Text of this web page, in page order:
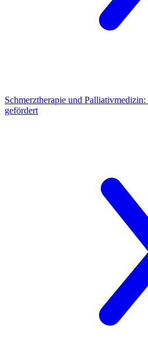
Schmerztherapie und Palliativmedizin:
gefördert